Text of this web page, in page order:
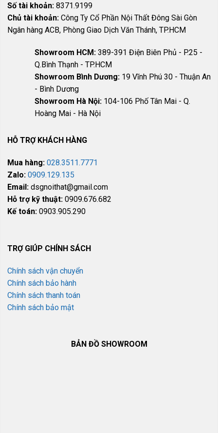
Số tài khoản: 8371.9199
Chủ tài khoản: Công Ty Cổ Phần Nội Thất Đông Sài Gòn
Ngân hàng ACB, Phòng Giao Dịch Văn Thánh, TP.HCM
Showroom HCM: 389-391 Điện Biên Phủ - P.25 -
Q.Bình Thạnh - TP.HCM
Showroom Bình Dương: 19 Vĩnh Phú 30 - Thuận An
- Bình Dương
Showroom Hà Nội: 104-106 Phố Tân Mai - Q.
Hoàng Mai - Hà Nội
HỖ TRỢ KHÁCH HÀNG
Mua hàng: 028.3511.7771
Zalo: 0909.129.135
Email: dsgnoithat@gmail.com
Hỗ trợ kỹ thuật: 0909.676.682
Kế toán: 0903.905.290
TRỢ GIÚP CHÍNH SÁCH
Chính sách vận chuyển
Chính sách bảo hành
Chính sách thanh toán
Chính sách bảo mật
BẢN ĐỒ SHOWROOM